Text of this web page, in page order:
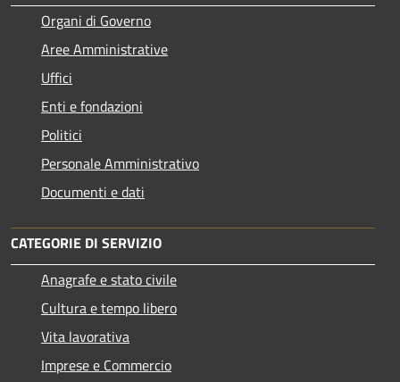
Organi di Governo
Aree Amministrative
Uffici
Enti e fondazioni
Politici
Personale Amministrativo
Documenti e dati
CATEGORIE DI SERVIZIO
Anagrafe e stato civile
Cultura e tempo libero
Vita lavorativa
Imprese e Commercio